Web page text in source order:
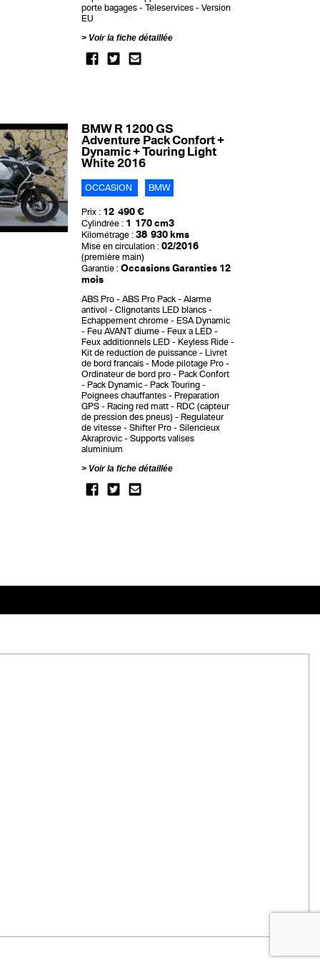
porte bagages
Teleservices
Version
EU
Voir la fiche détaillée
BMW R 1200 GS
Adventure Pack Confort +
Dynamic + Touring Light
White 2016
OCCASION BMW
Prix : 12 490 €
Cylindrée : 1 170 cm3
Kilométrage : 38 930 kms
Mise en circulation : 02/2016
(première main)
Garantie : Occasions Garanties 12
mois
ABS Pro ABS Pro Pack
Alarme
antivol
Clignotants LED blancs
Echappement chrome
ESA Dynamic
Feu AVANT diurne
Feux a LED
Feux additionnels LED
Keyless Ride
Kit de reduction de puissance
Livret
de bord francais
Mode pilotage Pro
Ordinateur de bord pro
Pack Confort
Pack Dynamic
Pack Touring
Poignees chauffantes
Preparation
GPS
Racing red matt
RDC (capteur
de pression des pneus)
Regulateur
de vitesse
Shifter Pro
Silencieux
Akraprovic
Supports valises
aluminium
Voir la fiche détaillée